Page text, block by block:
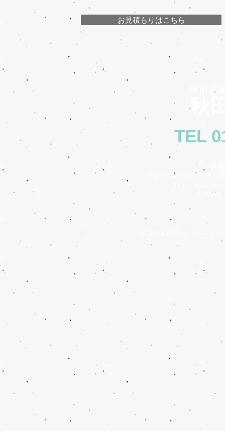
お見積もりはこちら
秋田県
秋
TEL
〒019-2625 秋田県秋
E-MAIL